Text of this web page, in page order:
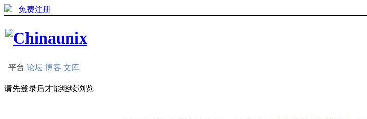
免费注册
平台 论坛 博客 文库
请先登录后才能继续浏览